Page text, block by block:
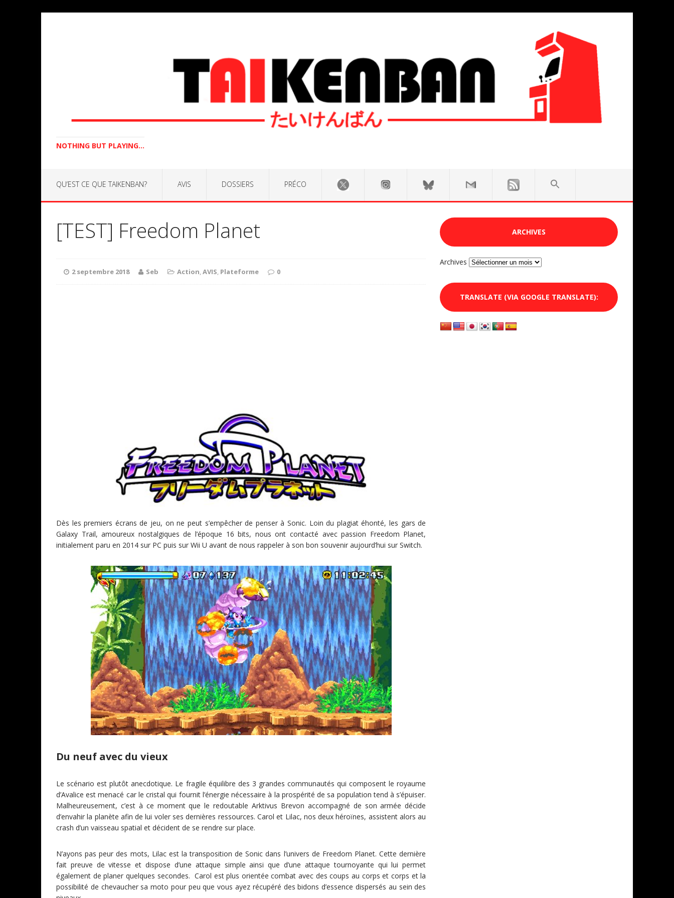
NOTHING BUT PLAYING...
QU’EST CE QUE TAIKENBAN? AVIS DOSSIERS PRÉCO
[TEST] Freedom Planet
2 septembre 2018 Seb Action,AVIS, Plateforme 0
Dès les premiers écrans de jeu, on ne peut s’empêcher de penser à Sonic. Loin du plagiat éhonté, les gars de
Galaxy Trail, amoureux nostalgiques de l’époque 16 bits, nous ont contacté avec passion Freedom Planet,
initialement paru en 2014 sur PC puis sur Wii U avant de nous rappeler à son bon souvenir aujourd’hui sur Switch.
Du neuf avec du vieux
Le scénario est plutôt anecdotique. Le fragile équilibre des 3 grandes communautés qui composent le royaume
d’Avalice est menacé car le cristal qui fournit l’énergie nécessaire à la prospérité de sa population tend à s’épuiser.
Malheureusement, c’est à ce moment que le redoutable Arktivus Brevon accompagné de son armée décide
d’envahir la planète afin de lui voler ses dernières ressources. Carol et Lilac, nos deux héroïnes, assistent alors au
crash d’un vaisseau spatial et décident de se rendre sur place.
N’ayons pas peur des mots, Lilac est la transposition de Sonic dans l’univers de Freedom Planet. Cette dernière
fait preuve de vitesse et dispose d’une attaque simple ainsi que d’une attaque tournoyante qui lui permet
également de planer quelques secondes. Carol est plus orientée combat avec des coups au corps et corps et la
possibilité de chevaucher sa moto pour peu que vous ayez récupéré des bidons d’essence dispersés au sein des
ARCHIVES
Archives
TRANSLATE (VIA GOOGLE TRANSLATE):